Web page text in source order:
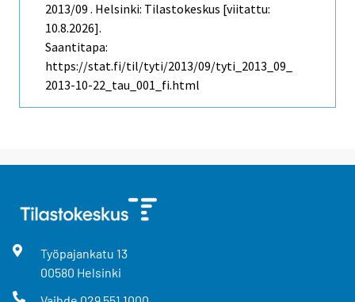
2013/09 . Helsinki: Tilastokeskus [viitattu:
10.8.2026].
Saantitapa:
https://stat.fi/til/tyti/2013/09/tyti_2013_09_
2013-10-22_tau_001_fi.html
Työpajankatu 13
00580 Helsinki